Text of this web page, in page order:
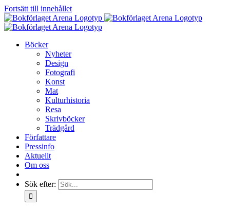
Fortsätt till innehållet
Böcker
Nyheter
Design
Fotografi
Konst
Mat
Kulturhistoria
Resa
Skrivböcker
Trädgård
Författare
Pressinfo
Aktuellt
Om oss
Sök efter: